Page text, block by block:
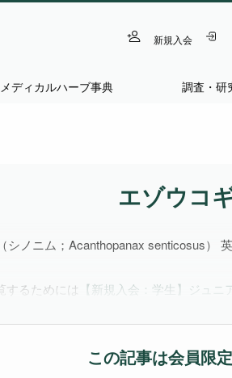
新規入会
メディカルハーブ事典 調査・研
エゾウコ
ノニム；Acanthopanax senticosus）
するためには 【新規入会：学生】ジュ
この記事は会員限